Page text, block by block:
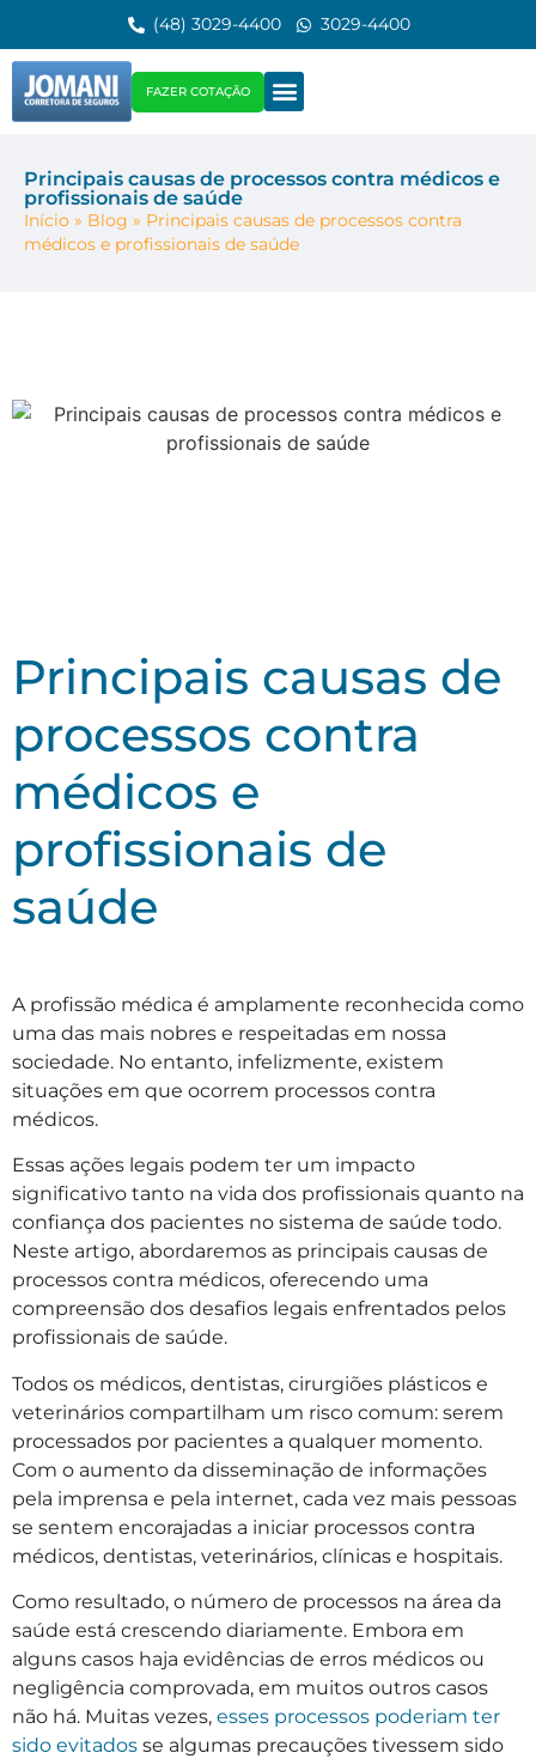
(48) 3029-4400 3029-4400
FAZER COTAÇÃO
Principais causas de processos contra médicos e
profissionais de saúde
Início » Blog » Principais causas de processos contra
médicos e profissionais de saúde
Principais causas de
processos contra
médicos e
profissionais de
saúde
A profissão médica é amplamente reconhecida como
uma das mais nobres e respeitadas em nossa
sociedade. No entanto, infelizmente, existem
situações em que ocorrem processos contra
médicos.
Essas ações legais podem ter um impacto
significativo tanto na vida dos profissionais quanto na
confiança dos pacientes no sistema de saúde todo.
Neste artigo, abordaremos as principais causas de
processos contra médicos, oferecendo uma
compreensão dos desafios legais enfrentados pelos
profissionais de saúde.
Todos os médicos, dentistas, cirurgiões plásticos e
veterinários compartilham um risco comum: serem
processados por pacientes a qualquer momento.
Com o aumento da disseminação de informações
pela imprensa e pela internet, cada vez mais pessoas
se sentem encorajadas a iniciar processos contra
médicos, dentistas, veterinários, clínicas e hospitais.
Como resultado, o número de processos na área da
saúde está crescendo diariamente. Embora em
alguns casos haja evidências de erros médicos ou
negligência comprovada, em muitos outros casos
não há. Muitas vezes, esses processos poderiam ter
sido evitados se algumas precauções tivessem sido